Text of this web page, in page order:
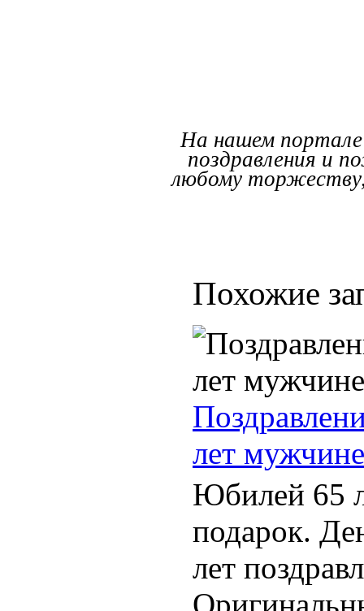
На нашем портале
поздравления и
любому
Похожие
лет мужчине
Юбилей 65
подарок.
лет